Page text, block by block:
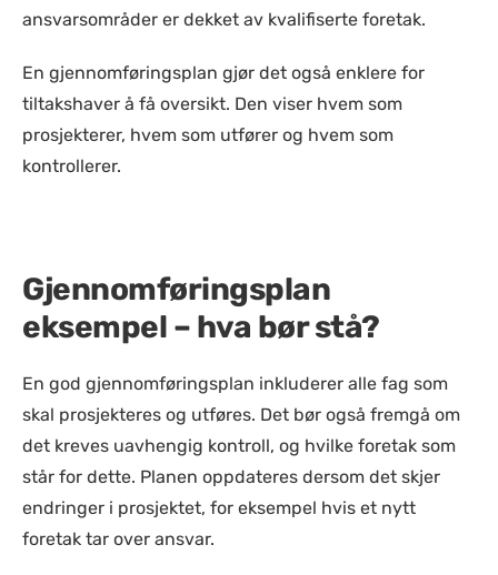
ansvarsområder er dekket av kvalifiserte foretak.
En gjennomføringsplan gjør det også enklere for
tiltakshaver å få oversikt. Den viser hvem som
prosjekterer, hvem som utfører og hvem som
kontrollerer.
Gjennomføringsplan
eksempel – hva bør stå?
En god gjennomføringsplan inkluderer alle fag som
skal prosjekteres og utføres. Det bør også fremgå om
det kreves uavhengig kontroll, og hvilke foretak som
står for dette. Planen oppdateres dersom det skjer
endringer i prosjektet, for eksempel hvis et nytt
foretak tar over ansvar.